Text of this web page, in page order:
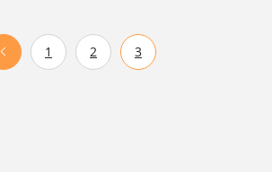
1 2 3